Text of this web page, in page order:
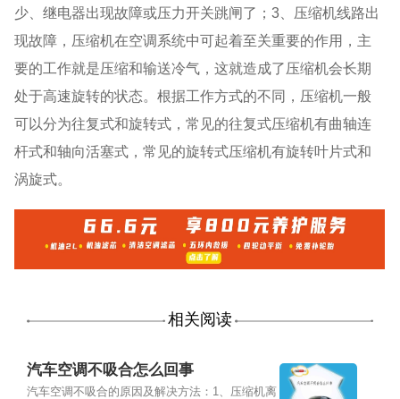
少、继电器出现故障或压力开关跳闸了；3、压缩机线路出
现故障，压缩机在空调系统中可起着至关重要的作用，主
要的工作就是压缩和输送冷气，这就造成了压缩机会长期
处于高速旋转的状态。根据工作方式的不同，压缩机一般
可以分为往复式和旋转式，常见的往复式压缩机有曲轴连
杆式和轴向活塞式，常见的旋转式压缩机有旋转叶片式和
涡旋式。
相关阅读
汽车空调不吸合怎么回事
汽车空调不吸合的原因及解决方法：1、压缩机离